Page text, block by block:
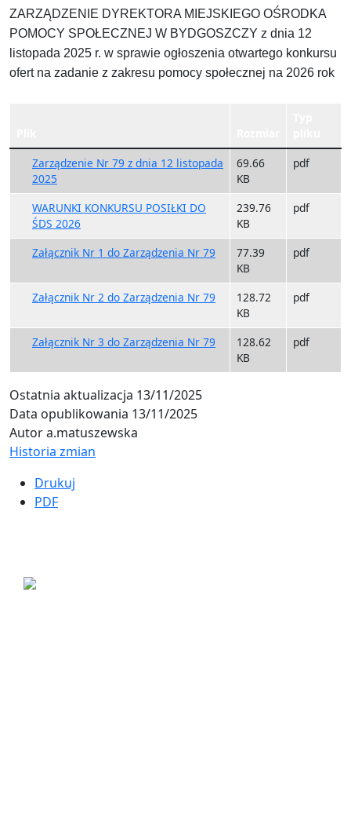
ZARZĄDZENIE DYREKTORA MIEJSKIEGO OŚRODKA
POMOCY SPOŁECZNEJ W BYDGOSZCZY z dnia 12
listopada 2025 r. w sprawie ogłoszenia otwartego konkursu
ofert na zadanie z zakresu pomocy społecznej na 2026 rok
Zarządzenie Nr 79 z dnia 12 listopada
2025
69.66
KB
pdf
WARUNKI KONKURSU POSIŁKI DO
ŚDS 2026
239.76
KB
pdf
Załącznik Nr 1 do Zarządzenia Nr 79
77.39
KB
pdf
Załącznik Nr 2 do Zarządzenia Nr 79
128.72
KB
pdf
Załącznik Nr 3 do Zarządzenia Nr 79
128.62
KB
pdf
Ostatnia aktualizacja 13/11/2025
Data opublikowania 13/11/2025
Autora.matuszewska
Historia zmian
Drukuj
PDF